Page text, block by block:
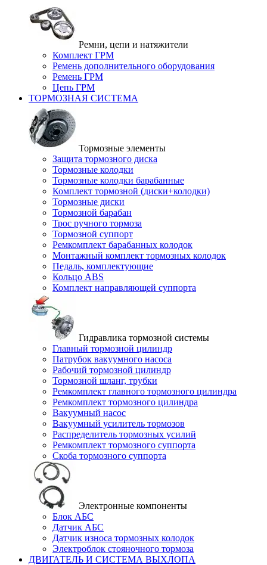
Ремни, цепи и натяжители
Комплект ГРМ
Ремень дополнительного оборудования
Ремень ГРМ
Цепь ГРМ
ТОРМОЗНАЯ СИСТЕМА
Тормозные элементы
Защита тормозного диска
Тормозные колодки
Тормозные колодки барабанные
Комплект тормозной (диски+колодки)
Тормозные диски
Тормозной барабан
Трос ручного тормоза
Тормозной суппорт
Ремкомплект барабанных колодок
Монтажный комплект тормозных колодок
Педаль, комплектующие
Кольцо ABS
Комплект направляющей суппорта
Гидравлика тормозной системы
Главный тормозной цилиндр
Патрубок вакуумного насоса
Рабочий тормозной цилиндр
Тормозной шланг, трубки
Ремкомплект главного тормозного цилиндра
Ремкомплект тормозного цилиндра
Вакуумный насос
Вакуумный усилитель тормозов
Распределитель тормозных усилий
Ремкомплект тормозного суппорта
Скоба тормозного суппорта
Электронные компоненты
Блок АБС
Датчик АБС
Датчик износа тормозных колодок
Электроблок стояночного тормоза
ДВИГАТЕЛЬ И СИСТЕМА ВЫХЛОПА